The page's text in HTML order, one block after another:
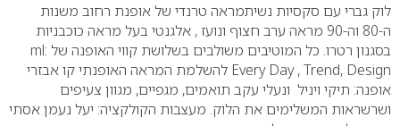
לוק גברי עם סקסיות נשיתמראה טרנדי של אופנת רחוב משנות
ה-80 וה-90
מראה ערב חצוף ונועז , אלגנטי בעל מראה כוכבניות
בסגנון רטרו. כל המוטיבים משולבים בשלושת קווי האופנה של ml:
Every Day , Trend, Design להשלמת המראה האופנתי קו אבזרי
אופנה: תיקי ויניל ונעלי עקב תואמים, מגפיים, מגוון צעיפים
ושרשראות המשלימים את הלוק. מעצבות הקולקציה: יעל נעמן אסתי